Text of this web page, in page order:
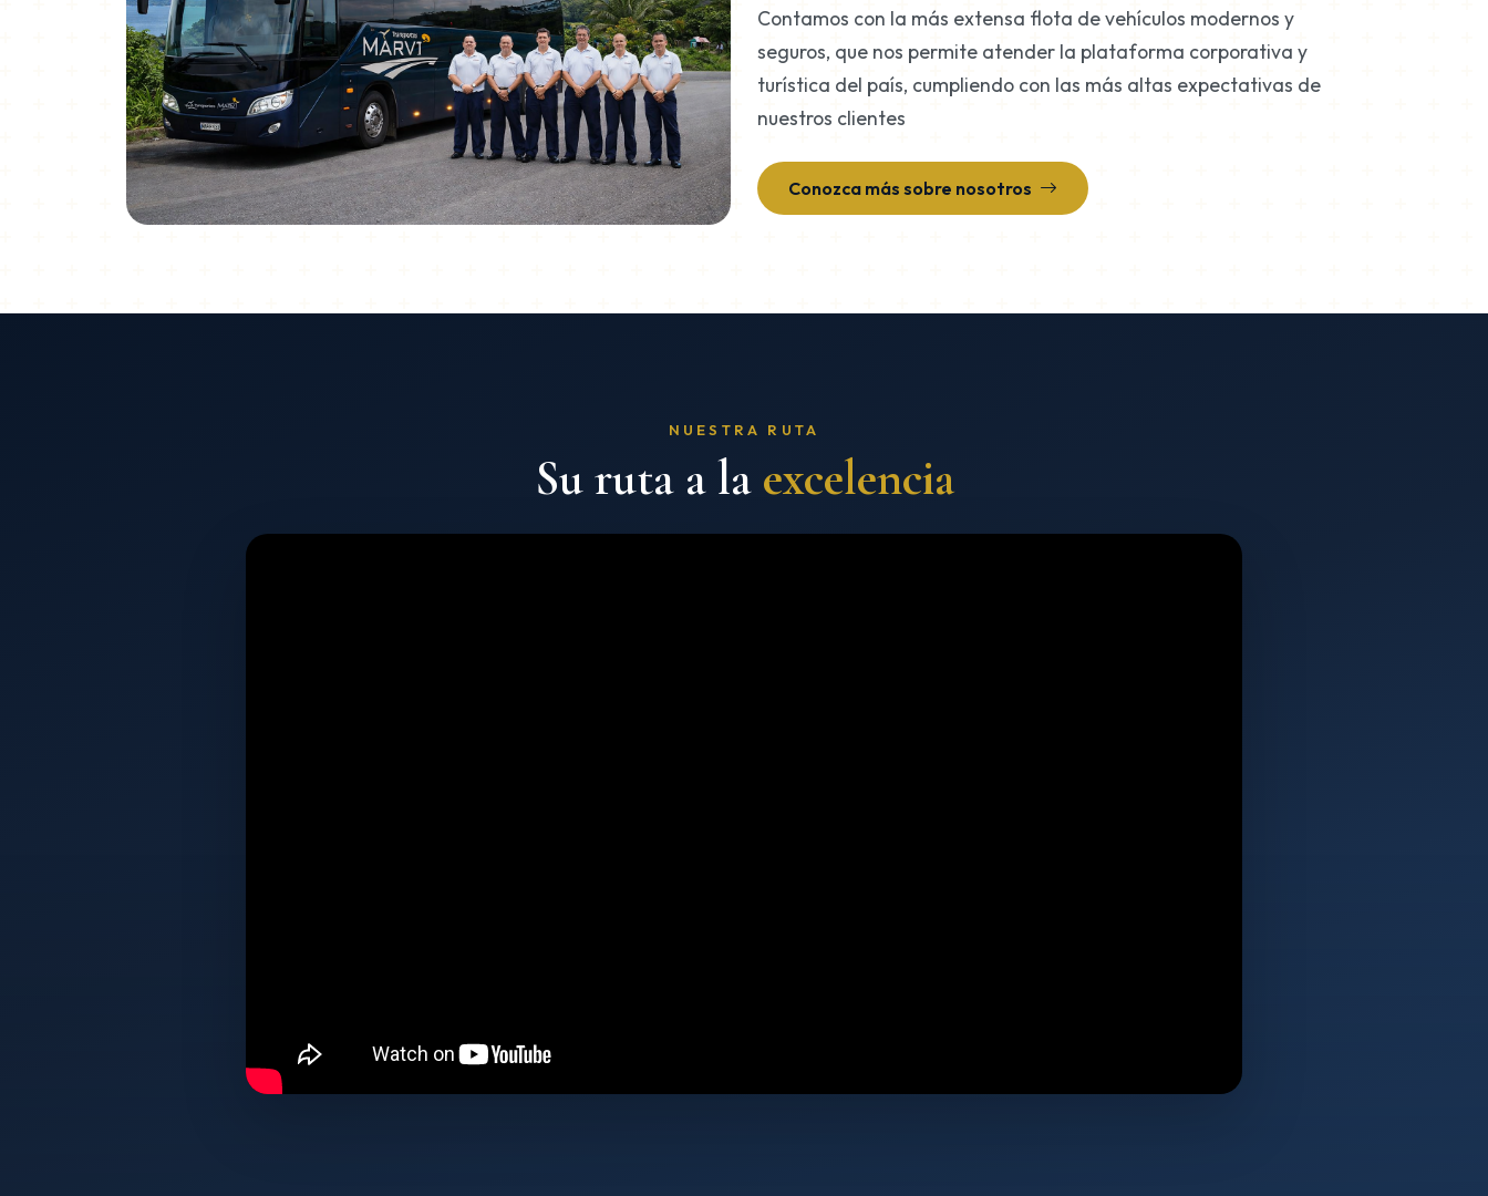
Contamos con la más extensa flota de vehículos modernos y
seguros, que nos permite atender la plataforma corporativa y
turística del país, cumpliendo con las más altas expectativas de
nuestros clientes
Conozca más sobre nosotros
NUESTRA RUTA
Su ruta a la excelencia